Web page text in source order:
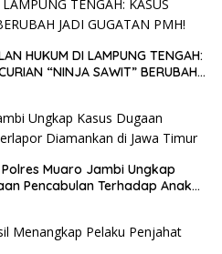
HUKUM DI LAMPUNG TENGAH:
“NINJA SAWIT” BERUBAH
Muaro Jambi Ungkap
Pencabulan Terhadap Anak